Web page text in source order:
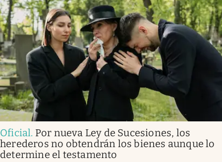
Oficial. Por nueva Ley de Sucesiones, los
herederos no obtendrán los bienes aunque lo
determine el testamento